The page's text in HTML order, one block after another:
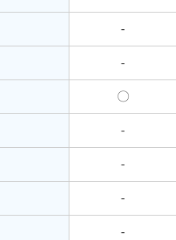
-
-
〇
-
-
-
-